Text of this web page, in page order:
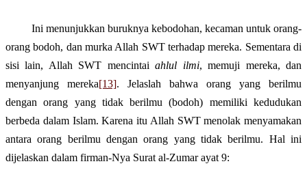
Ini menunjukkan buruknya kebodohan, kecaman untuk orang-
orang bodoh, dan murka Allah SWT terhadap mereka. Sementara di
sisi lain, Allah SWT mencintaiahlul ilmi, memuji mereka, dan
menyanjung mereka[13]. Jelaslah bahwa orang yang berilmu
dengan orang yang tidak berilmu (bodoh) memiliki kedudukan
berbeda dalam Islam. Karena itu Allah SWT menolak menyamakan
antara orang berilmu dengan orang yang tidak berilmu. Hal ini
dijelaskan dalam firman-Nya Surat al-Zumar ayat 9: